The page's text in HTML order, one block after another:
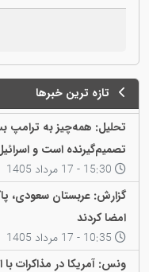
تازه ترین خبرها
تحلیل: همه‌چیز به ترامپ
تصمیم‌گیرنده است و
گزارش: عربستان سعودی،
امضا کردند
ونس: آمریکا در مذاکرات با